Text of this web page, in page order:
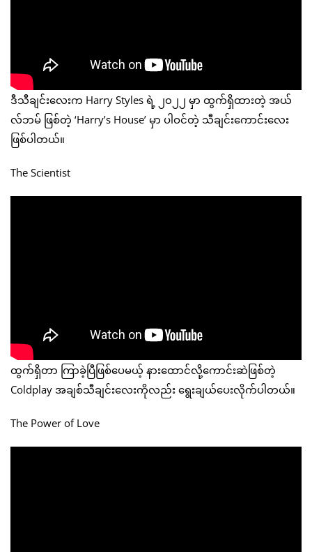
ဒီသီချင်းလေးက Harry Styles ရဲ့ ၂၀၂၂ မှာ ထွက်ရှိထားတဲ့ အယ်
လ်ဘမ် ဖြစ်တဲ့ ‘Harry’s House’ မှာ ပါဝင်တဲ့ သီချင်းကောင်းလေး
ဖြစ်ပါတယ်။
The Scientist
ထွက်ရှိတာ ကြာခဲ့ပြီဖြစ်ပေမယ့် နားထောင်လို့ကောင်းဆဲဖြစ်တဲ့
Coldplay အချစ်သီချင်းလေးကိုလည်း ရွေးချယ်ပေးလိုက်ပါတယ်။
The Power of Love